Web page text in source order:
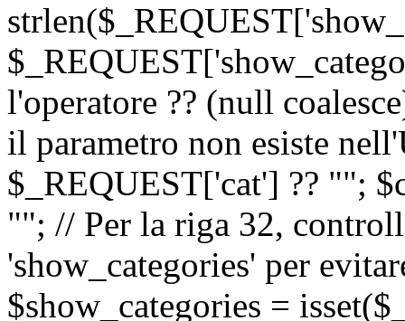
l'operatore ?? (null
il parametro non esiste
$_REQUEST['cat'] ?? "";
""; // Per la riga 32,
'show_categories' per
$show_categories =